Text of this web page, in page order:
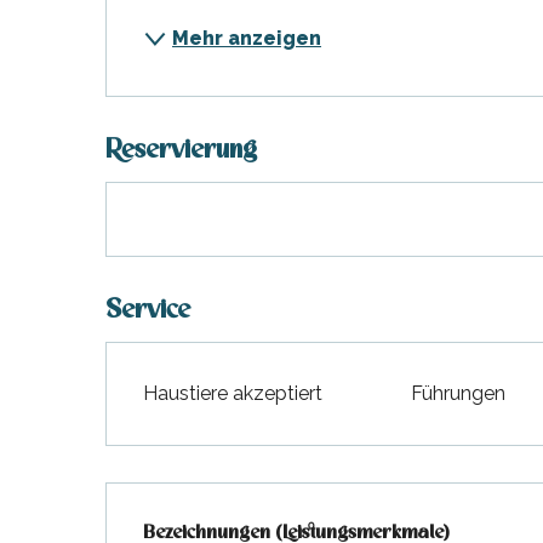
Mehr anzeigen
Reservierung
Service
Haustiere akzeptiert Führungen
Bezeichnungen (Leistungsmerkmale)
Bezeichnungen (Leistungsmerkmale)